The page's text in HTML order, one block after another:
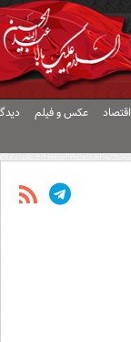
اقتصاد عکس و فیلم